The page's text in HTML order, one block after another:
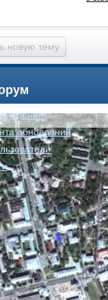
новую тему
обновлений